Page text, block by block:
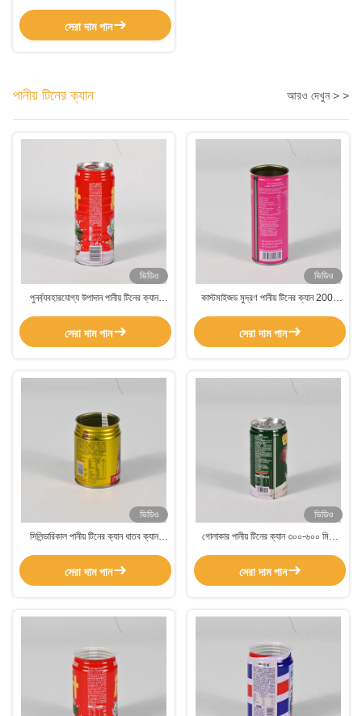
সেরা দাম পান
পানীয় টিনের ক্যান আরও দেখুন > >
ভিডিও
পুনর্ব্যবহারযোগ্য উপাদান পানীয় টিনের ক্যান
সেরা দাম পান
ভিডিও
কাস্টমাইজড মুদ্রণ পানীয় টিনের ক্যান 200-
সেরা দাম পান
ভিডিও
সিলিন্ডারিকাল পানীয় টিনের ক্যান ধাতব ক্যান
সেরা দাম পান
ভিডিও
গোলাকার পানীয় টিনের ক্যান ৩০০-৬০০ মিলি
সেরা দাম পান